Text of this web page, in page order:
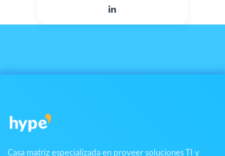
Casa matriz especializada en proveer soluciones TI y